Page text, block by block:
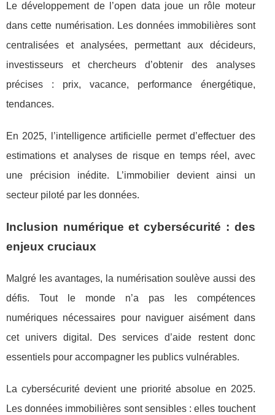
Le développement de l’open data joue un rôle moteur
dans cette numérisation. Les données immobilières sont
centralisées et analysées, permettant aux décideurs,
investisseurs et chercheurs d’obtenir des analyses
précises : prix, vacance, performance énergétique,
tendances.
En 2025, l’intelligence artificielle permet d’effectuer des
estimations et analyses de risque en temps réel, avec
une précision inédite. L’immobilier devient ainsi un
secteur piloté par les données.
Inclusion numérique et cybersécurité : des
enjeux cruciaux
Malgré les avantages, la numérisation soulève aussi des
défis. Tout le monde n’a pas les compétences
numériques nécessaires pour naviguer aisément dans
cet univers digital. Des services d’aide restent donc
essentiels pour accompagner les publics vulnérables.
La cybersécurité devient une priorité absolue en 2025.
Les données immobilières sont sensibles : elles touchent